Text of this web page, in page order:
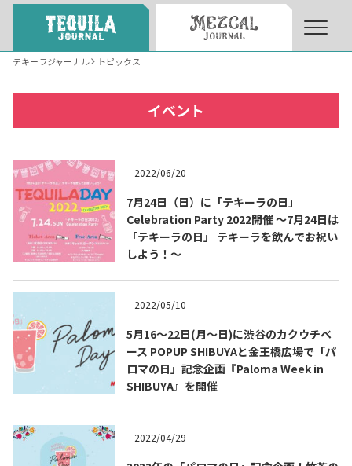
テキーラのつくり方 How to Make Tequila
テキーラマーケット
テキーラの飲み方
メキシコ料理
テキーラジャーナル トピックス
イベント
2022/06/20
7月24日（日）に「テキーラの日」
Celebration Party 2022開催 ～7月24日は
「テキーラの日」 テキーラを飲んでお祝い
しよう！～
2022/05/10
5月16〜22日(月〜日)に渋谷のカクウチベ
ース POPUP SHIBUYAと金王橋広場で「パ
ロマの日」記念企画『Paloma Week in
SHIBUYA』を開催
2022/04/29